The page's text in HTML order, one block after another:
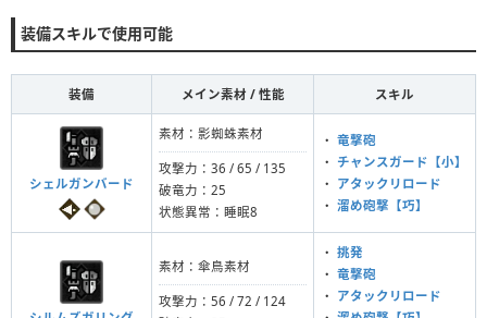
装備スキルで使用可能
装備 メイン素材 / 性能 スキル
シェルガンバード
素材：影蜘蛛素材
攻撃力：36 / 65 / 135
破竜力：25
状態異常：睡眠8
・ 竜撃砲
・ チャンスガード【小】
・ アタックリロード
・ 溜め砲撃【巧】
素材：傘鳥素材
攻撃力：56 / 72 / 124
・ 挑発
・ 竜撃砲
・ アタックリロード